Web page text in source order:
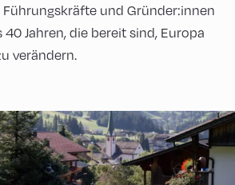
und Gründer:innen
Jahren, die bereit sind, Europa
verändern.